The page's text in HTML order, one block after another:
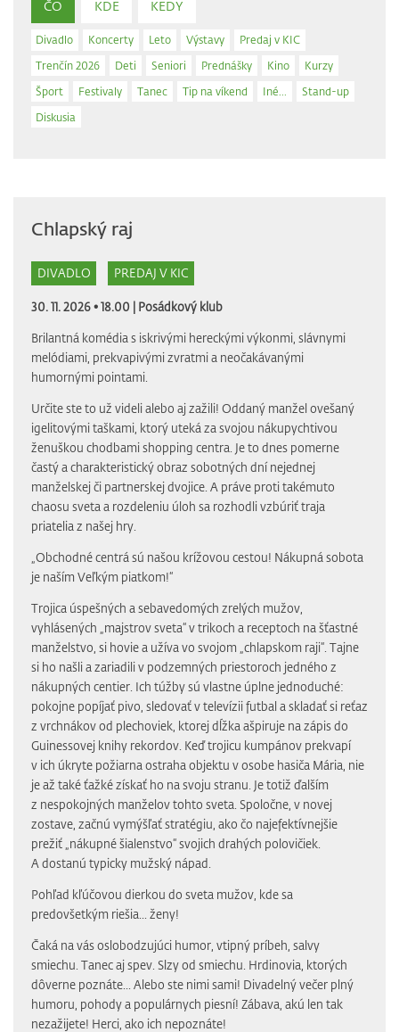
ČO KDE KEDY
Divadlo Koncerty Leto Výstavy
Predaj v KIC
Trenčín 2026
Deti Seniori Prednášky Kino
Kurzy
Šport
Festivaly Tanec Tip na víkend Iné...
Stand-up
Diskusia
Chlapský raj
DIVADLO PREDAJ V KIC
30. 11. 2026 • 18.00 | Posádkový klub
Brilantná komédia s iskrivými hereckými výkonmi, slávnymi
melódiami, prekvapivými zvratmi a neočakávanými
humornými pointami.
Určite ste to už videli alebo aj zažili! Oddaný manžel ovešaný
igelitovými taškami, ktorý uteká za svojou nákupychtivou
ženuškou chodbami shopping centra. Je to dnes pomerne
častý a charakteristický obraz sobotných dní nejednej
manželskej či partnerskej dvojice. A práve proti takémuto
chaosu sveta a rozdeleniu úloh sa rozhodli vzbúriť traja
priatelia z našej hry.
„Obchodné centrá sú našou krížovou cestou! Nákupná sobota
je naším Veľkým piatkom!“
Trojica úspešných a sebavedomých zrelých mužov,
vyhlásených „majstrov sveta“ v trikoch a receptoch na šťastné
manželstvo, si hovie a užíva vo svojom „chlapskom raji“. Tajne
si ho našli a zariadili v podzemných priestoroch jedného z
nákupných centier. Ich túžby sú vlastne úplne jednoduché:
pokojne popíjať pivo, sledovať v televízii futbal a skladať si reťaz
z vrchnákov od plechoviek, ktorej dĺžka ašpiruje na zápis do
Guinessovej knihy rekordov. Keď trojicu kumpánov prekvapí
v ich úkryte požiarna ostraha objektu v osobe hasiča Mária, nie
je až také ťažké získať ho na svoju stranu. Je totiž ďalším
z nespokojných manželov tohto sveta. Spoločne, v novej
zostave, začnú vymýšľať stratégiu, ako čo najefektívnejšie
prežiť „nákupné šialenstvo“ svojich drahých polovičiek.
A dostanú typicky mužský nápad.
Pohľad kľúčovou dierkou do sveta mužov, kde sa
predovšetkým riešia... ženy!
Čaká na vás oslobodzujúci humor, vtipný príbeh, salvy
smiechu. Tanec aj spev. Slzy od smiechu. Hrdinovia, ktorých
dôverne poznáte... Alebo ste nimi sami! Divadelný večer plný
humoru, pohody a populárnych piesní! Zábava, akú len tak
nezažijete! Herci, ako ich nepoznáte!